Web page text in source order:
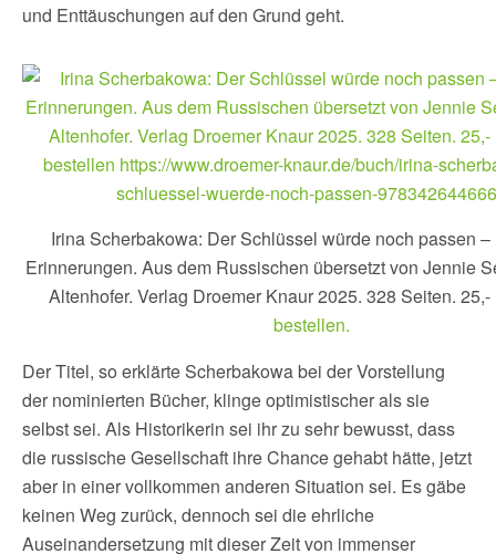
und Enttäuschungen auf den Grund geht.
Irina Scherbakowa: Der Schlüssel würde noch passen –
Erinnerungen. Aus dem Russischen übersetzt von Jennie
Altenhofer. Verlag Droemer Knaur 2025. 328 Seiten.
bestellen.
Der Titel, so erklärte Scherbakowa bei der Vorstellung
der nominierten Bücher, klinge optimistischer als sie
selbst sei. Als Historikerin sei ihr zu sehr bewusst, dass
die russische Gesellschaft ihre Chance gehabt hätte, jetzt
aber in einer vollkommen anderen Situation sei. Es gäbe
keinen Weg zurück, dennoch sei die ehrliche
Auseinandersetzung mit dieser Zeit von immenser